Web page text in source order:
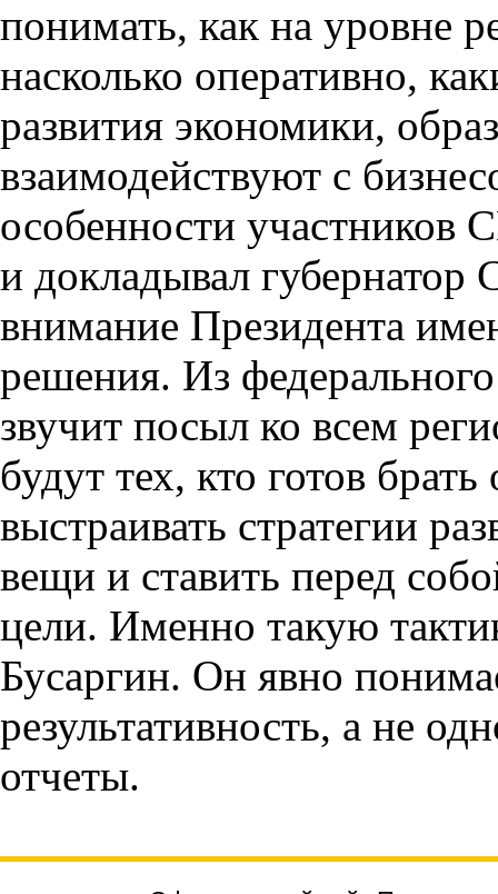
понимать, как на уровне
насколько оперативно,
развития экономики,
взаимодействуют с
особенности
и докладывал губернатор
внимание Президента
решения. Из
звучит посыл ко всем
будут тех, кто готов
выстраивать стратегии
вещи и ставить перед
цели. Именно такую
Бусаргин. Он явно
результативность, а не
отчеты.